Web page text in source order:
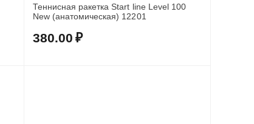
Теннисная ракетка Start line Level 100
New (анатомическая) 12201
380.00 ₽